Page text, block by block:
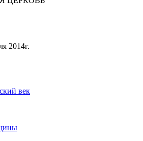
2014г.
век